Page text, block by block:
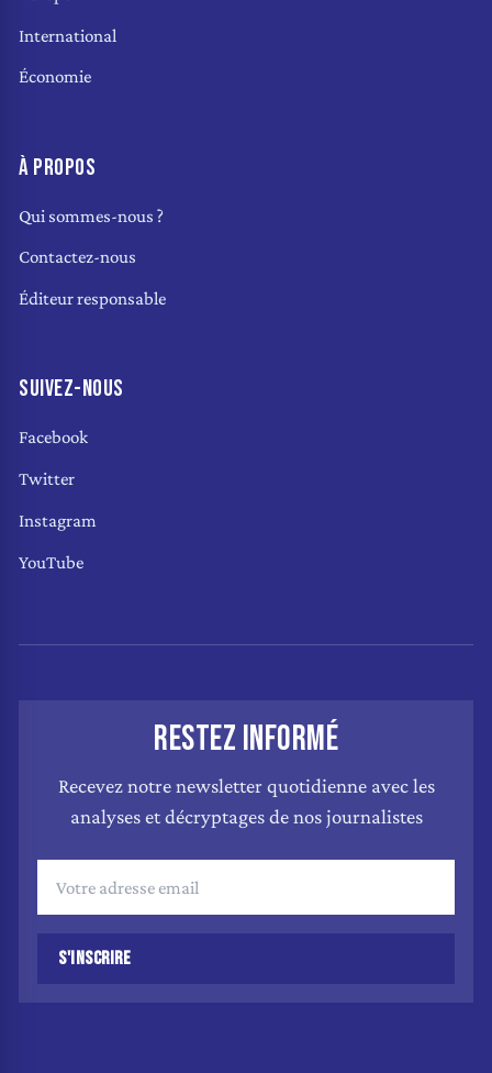
International
Économie
À PROPOS
Qui sommes-nous ?
Contactez-nous
Éditeur responsable
SUIVEZ-NOUS
Facebook
Twitter
Instagram
YouTube
RESTEZ INFORMÉ
Recevez notre newsletter quotidienne avec les
analyses et décryptages de nos journalistes
S'INSCRIRE